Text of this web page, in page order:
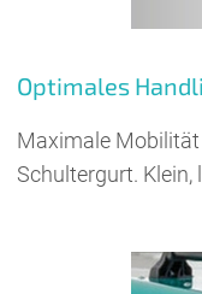
Optimales
Maximale Mobilität
Schultergurt. Klein,